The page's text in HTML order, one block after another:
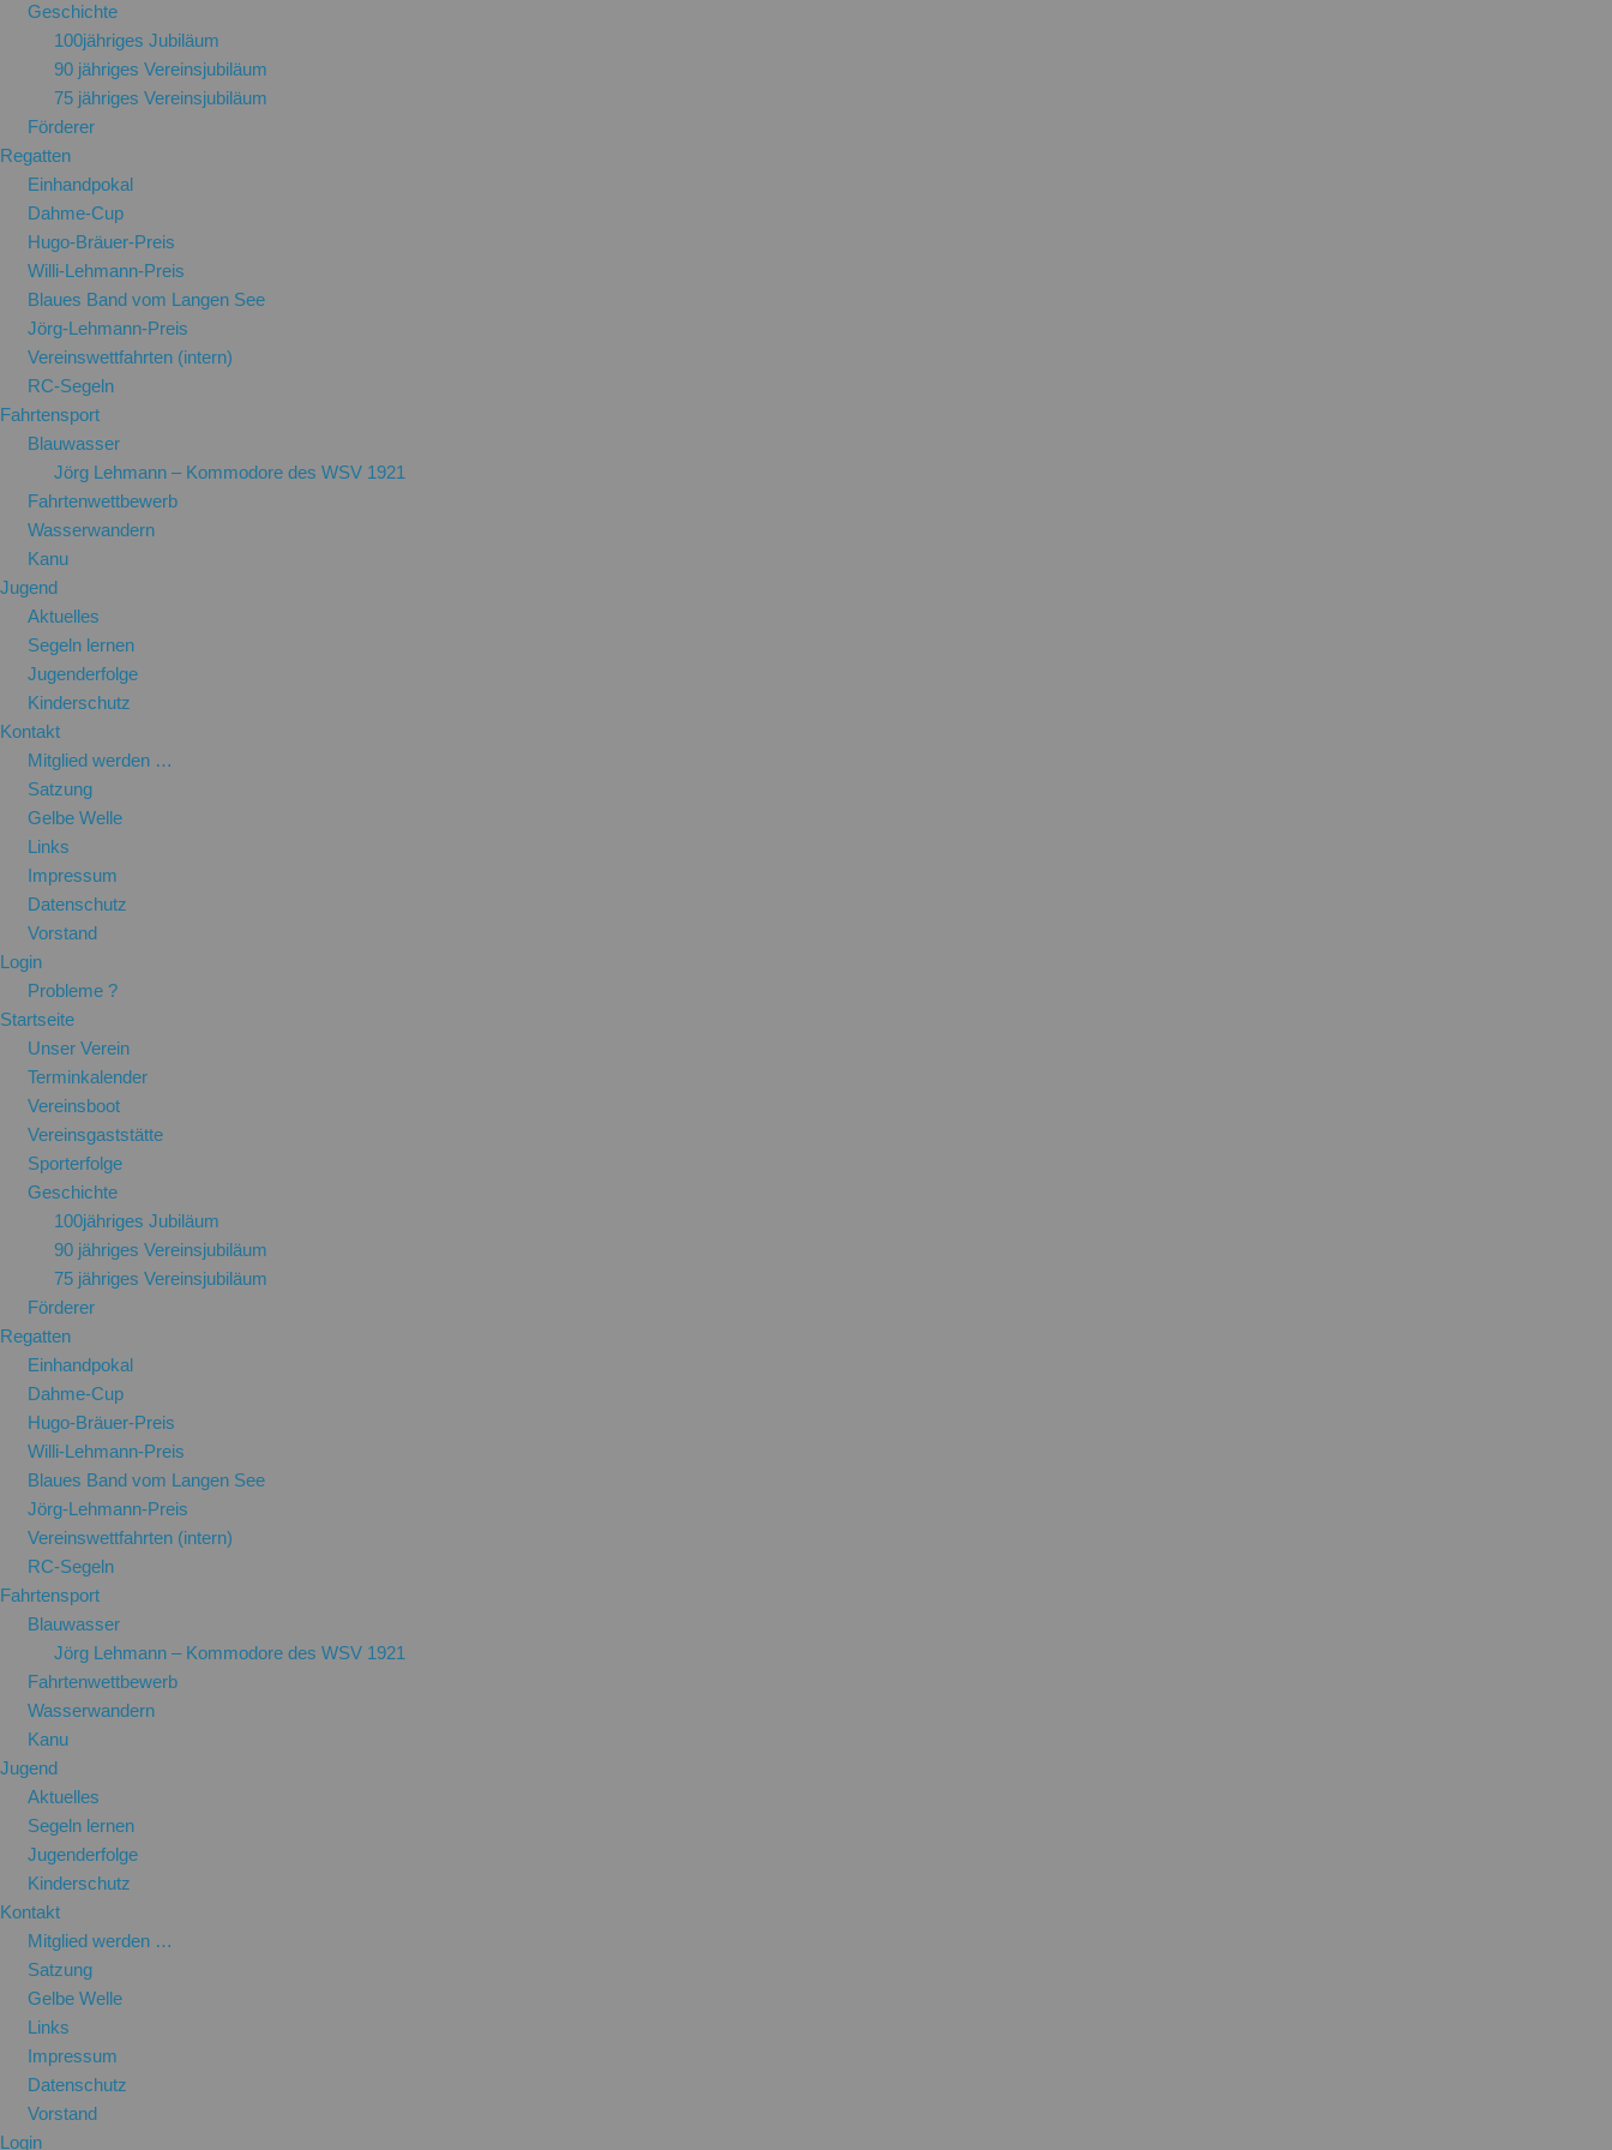
Geschichte
100jähriges Jubiläum
90 jähriges Vereinsjubiläum
75 jähriges Vereinsjubiläum
Förderer
Regatten
Einhandpokal
Dahme-Cup
Hugo-Bräuer-Preis
Willi-Lehmann-Preis
Blaues Band vom Langen See
Jörg-Lehmann-Preis
Vereinswettfahrten (intern)
RC-Segeln
Fahrtensport
Blauwasser
Jörg Lehmann – Kommodore des WSV 1921
Fahrtenwettbewerb
Wasserwandern
Kanu
Jugend
Aktuelles
Segeln lernen
Jugenderfolge
Kinderschutz
Kontakt
Mitglied werden …
Satzung
Gelbe Welle
Links
Impressum
Datenschutz
Vorstand
Login
Probleme ?
Startseite
Unser Verein
Terminkalender
Vereinsboot
Vereinsgaststätte
Sporterfolge
Geschichte
100jähriges Jubiläum
90 jähriges Vereinsjubiläum
75 jähriges Vereinsjubiläum
Förderer
Regatten
Einhandpokal
Dahme-Cup
Hugo-Bräuer-Preis
Willi-Lehmann-Preis
Blaues Band vom Langen See
Jörg-Lehmann-Preis
Vereinswettfahrten (intern)
RC-Segeln
Fahrtensport
Blauwasser
Jörg Lehmann – Kommodore des WSV 1921
Fahrtenwettbewerb
Wasserwandern
Kanu
Jugend
Aktuelles
Segeln lernen
Jugenderfolge
Kinderschutz
Kontakt
Mitglied werden …
Satzung
Gelbe Welle
Links
Impressum
Datenschutz
Vorstand
Login